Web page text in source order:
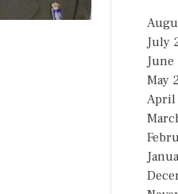
July
June
May
April